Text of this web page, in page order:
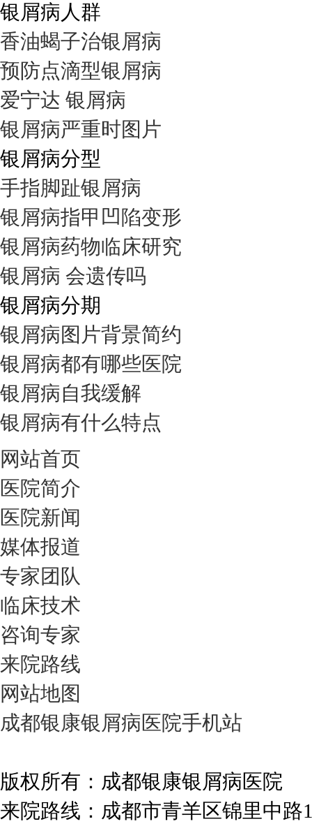
银屑病人群
香油蝎子治银屑病
预防点滴型银屑病
爱宁达 银屑病
银屑病严重时图片
银屑病分型
手指脚趾银屑病
银屑病指甲凹陷变形
银屑病药物临床研究
银屑病 会遗传吗
银屑病分期
银屑病图片背景简约
银屑病都有哪些医院
银屑病自我缓解
银屑病有什么特点
网站首页
医院简介
医院新闻
媒体报道
专家团队
临床技术
咨询专家
来院路线
网站地图
成都银康银屑病医院手机站
版权所有：成都银康银屑病医院
来院路线：成都市青羊区锦里中